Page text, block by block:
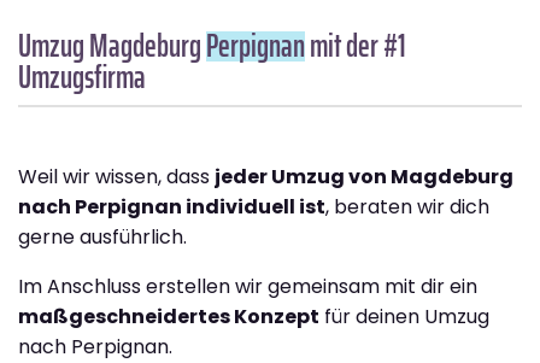
Umzug MagdeburgPerpignanmit der #1
Umzugsfirma
Weil wir wissen, dass jeder Umzug von Magdeburg
nach Perpignan individuell ist, beraten wir dich
gerne ausführlich.
Im Anschluss erstellen wir gemeinsam mit dir ein
maßgeschneidertes Konzept für deinen Umzug
nach Perpignan.